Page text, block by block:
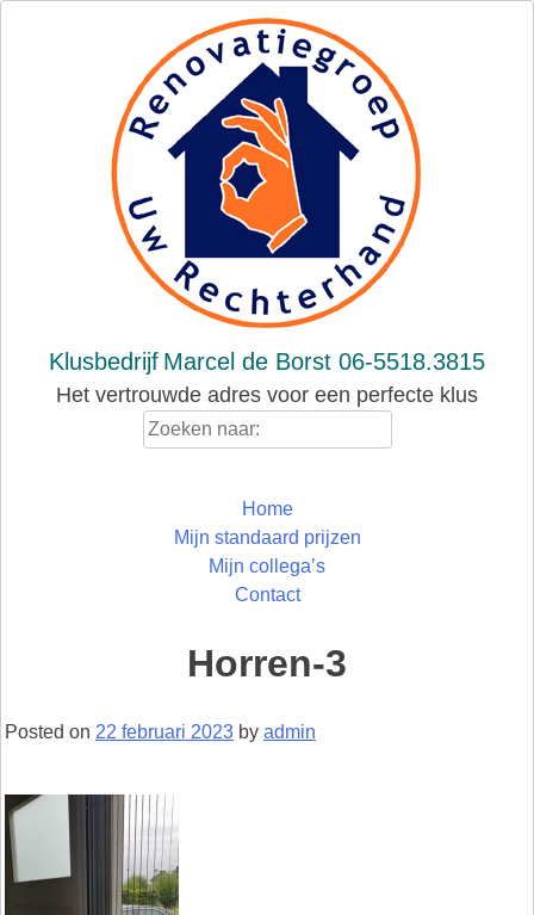
Klusbedrijf Marcel de Borst 06-5518.3815
Het vertrouwde adres voor een perfecte klus
Home
Mijn standaard prijzen
Mijn collega’s
Contact
Horren-3
Posted on 22 februari 2023 by admin